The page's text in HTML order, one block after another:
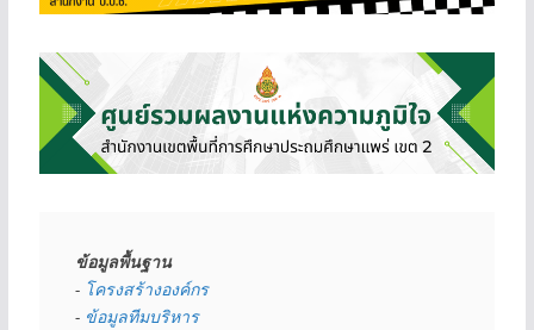
ข้อมูลพื้นฐาน
- โครงสร้างองค์กร
- ข้อมูลทีมบริหาร